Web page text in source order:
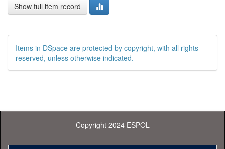
Show full item record
Items in DSpace are protected by copyright, with all rights
reserved, unless otherwise indicated.
Copyright 2024 ESPOL